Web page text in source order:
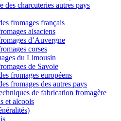
des charcuteries autres pays
fromages français
alsaciens
d’Auvergne
corses
du Limousin
de Savoie
fromages européens
fromages des autres pays
de fabrication fromagère
et alcools